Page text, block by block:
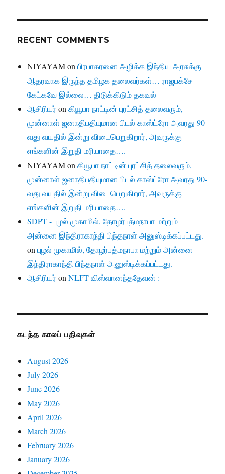
RECENT COMMENTS
NIYAYAMonபிரபாகரனை அழிக்க இந்திய அரசுக்கு
ஆதரவாக இருந்த தமிழக தலைவர்கள்… ராஜபக்சே
கேட்கவே இல்லை… திடுக்கிடும் தகவல்
ஆசிரியர்onகியூபா நாட்டின் புரட்சித் தலைவரும்,
முன்னாள் ஜனாதிபதியுமான பிடல் காஸ்ட்ரோ அவரது 90-
வது வயதில் இன்று விடைபெறுகிறார், அவருக்கு
எங்களின் இறுதி மரியாதை….
NIYAYAMonகியூபா நாட்டின் புரட்சித் தலைவரும்,
முன்னாள் ஜனாதிபதியுமான பிடல் காஸ்ட்ரோ அவரது 90-
வது வயதில் இன்று விடைபெறுகிறார், அவருக்கு
எங்களின் இறுதி மரியாதை….
SDPT - புழல் முகாமில், தோழர்பத்மநாபா மற்றும்
அன்னை இந்திராகாந்தி பிந்தநாள் அனுஸ்டிக்கப்பட்டது.
onபுழல் முகாமில், தோழர்பத்மநாபா மற்றும் அன்னை
இந்திராகாந்தி பிந்தநாள் அனுஸ்டிக்கப்பட்டது.
ஆசிரியர்onNLFT விஸ்வானந்ததேவன் :
கடந்த காலப் பதிவுகள்
August 2026
July 2026
June 2026
May 2026
April 2026
March 2026
February 2026
January 2026